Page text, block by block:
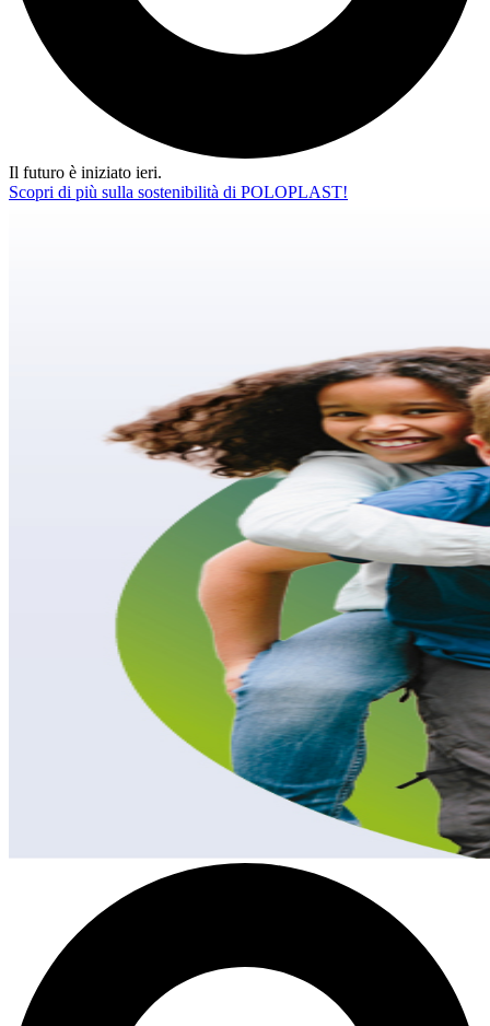
Il futuro è iniziato ieri.
Scopri di più sulla sostenibilità di POLOPLAST!